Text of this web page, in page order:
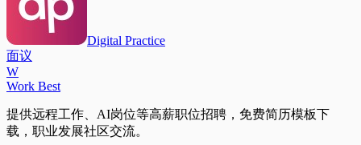
Digital Practice
面议
W
Work Best
提供远程工作、AI岗位等高薪职位招聘，免费简历模板下
载，职业发展社区交流。